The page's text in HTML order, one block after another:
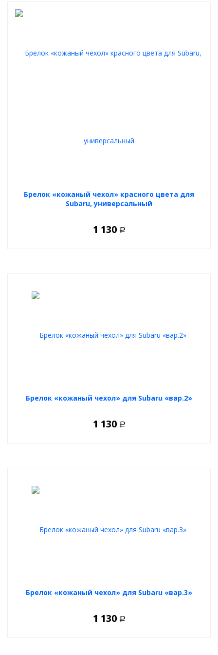
Брелок «кожаный чехол» красного цвета для
Subaru, универсальный
1 130 Р
Брелок «кожаный чехол» для Subaru «вар.2»
1 130 Р
Брелок «кожаный чехол» для Subaru «вар.3»
1 130 Р